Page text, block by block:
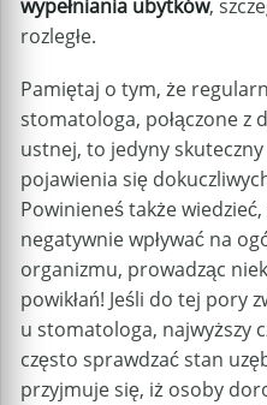
wypełniania ubytków,
rozległe.
Pamiętaj o tym, że
stomatologa, połączone z
ustnej, to jedyny
pojawienia się
Powinieneś także
negatywnie wpływać na
organizmu, prowadząc
powikłań! Jeśli do tej pory
u stomatologa, najwyższy
często sprawdzać stan
przyjmuje się, iż osoby